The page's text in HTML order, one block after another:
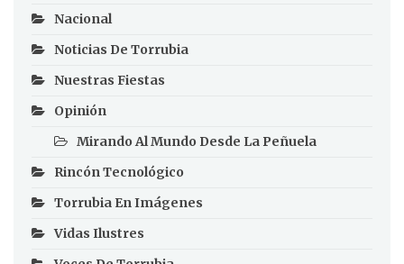
Nacional
Noticias De Torrubia
Nuestras Fiestas
Opinión
Mirando Al Mundo Desde La Peñuela
Rincón Tecnológico
Torrubia En Imágenes
Vidas Ilustres